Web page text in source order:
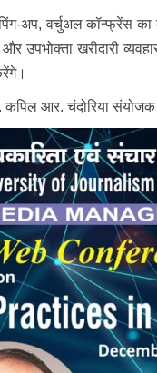
अप, वर्चुअल कॉन्फ्रेंस
उपभोक्ता खरीदारी
आर. चंदोरिया